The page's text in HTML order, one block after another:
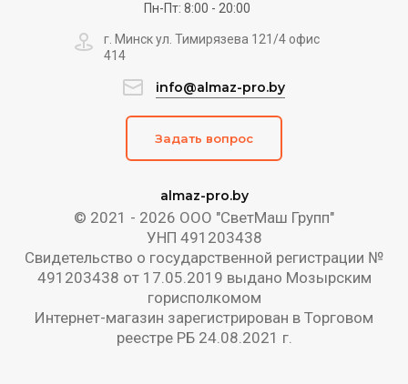
almaz-pro.by
© 2021 - 2026 ООО "СветМаш Групп"
УНП 491203438
Свидетельство о государственной регистрации №
491203438 от 17.05.2019 выдано Мозырским
горисполкомом
Интернет-магазин зарегистрирован в Торговом
реестре РБ 24.08.2021 г.
Пн-Пт: 8:00 - 20:00
г. Минск ул. Тимирязева 121/4 офис
414
info@almaz-pro.by
Задать вопрос